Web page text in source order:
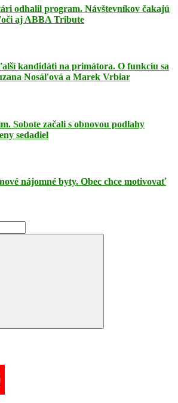
odhalil program. Návštevníkov čakajú
aj ABBA Tribute
kandidáti na primátora. O funkciu sa
Nosáľová a Marek Vrbiar
Sobote začali s obnovou podlahy
sedadiel
nájomné byty. Obec chce motivovať
Search